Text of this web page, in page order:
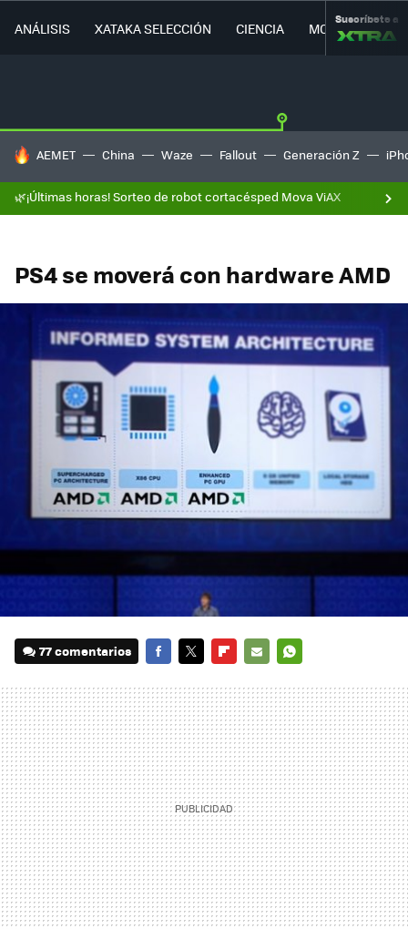
ANÁLISIS XATAKA SELECCIÓN CIENCIA MOVILIDAD
Suscríbete a
HOY SE HABLA DE
AEMET China Waze Fallout Generación Z
🌿¡Últimas horas! Sorteo de robot cortacésped Mova ViAX
PS4 se moverá con hardware AMD
77 comentarios
MAIL